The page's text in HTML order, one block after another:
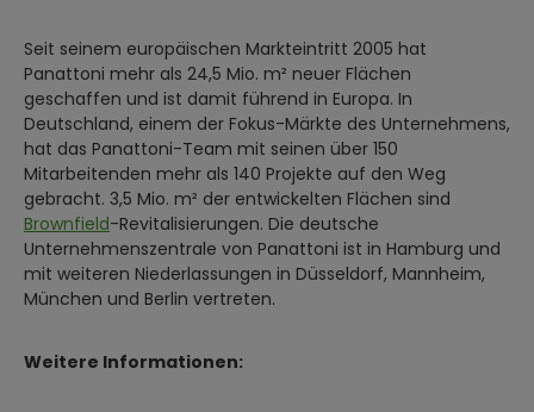
Seit seinem europäischen Markteintritt 2005 hat
Panattoni mehr als 24,5 Mio. m² neuer Flächen
geschaffen und ist damit führend in Europa. In
Deutschland, einem der Fokus-Märkte des Unternehmens,
hat das Panattoni-Team mit seinen über 150
Mitarbeitenden mehr als 140 Projekte auf den Weg
gebracht. 3,5 Mio. m² der entwickelten Flächen sind
Brownfield-Revitalisierungen. Die deutsche
Unternehmenszentrale von Panattoni ist in Hamburg und
mit weiteren Niederlassungen in Düsseldorf, Mannheim,
München und Berlin vertreten.
Weitere Informationen: